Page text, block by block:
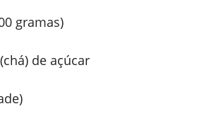
gramas)
de açúcar